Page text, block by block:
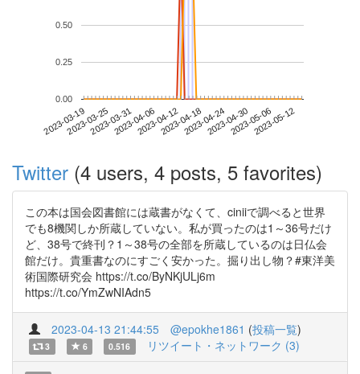
2023-03-192023-03-252023-03-312023-04-062023-04-122023-04-182023-04-242023-04-302023-05-062023-05-12
0.00
0.25
0.50
Twitter (4 users, 4 posts, 5 favorites)
この本は国会図書館には蔵書がなくて、ciniiで調べると世界
でも8機関しか所蔵していない。私が買ったのは1～36号だけ
ど、38号で終刊？1～38号の全部を所蔵しているのは日仏会
館だけ。貴重書なのにすごく安かった。掘り出し物？#東洋美
術国際研究会 https://t.co/ByNKjULj6m
https://t.co/YmZwNIAdn5
2023-04-13 21:44:55 @epokhe1861 (投稿一覧)
3 6 0.516 リツイート・ネットワーク (3)